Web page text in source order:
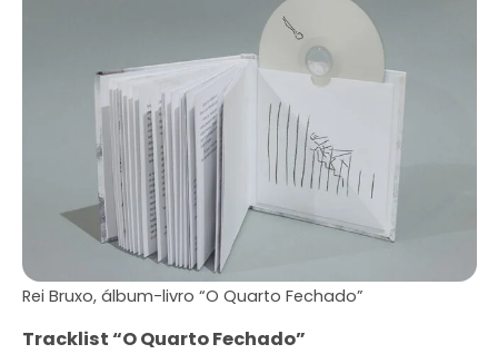
Rei Bruxo, álbum-livro “O Quarto Fechado”
Tracklist “O Quarto Fechado”